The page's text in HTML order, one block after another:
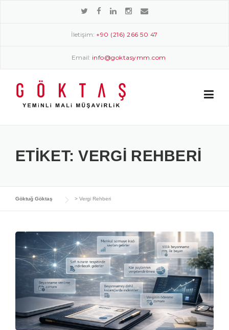
İletişim: +90 (216) 266 50 47
Email: info@goktasymm.com
ETIKET:VERGI REHBERI
Göktuğ Göktaş > Vergi Rehberi